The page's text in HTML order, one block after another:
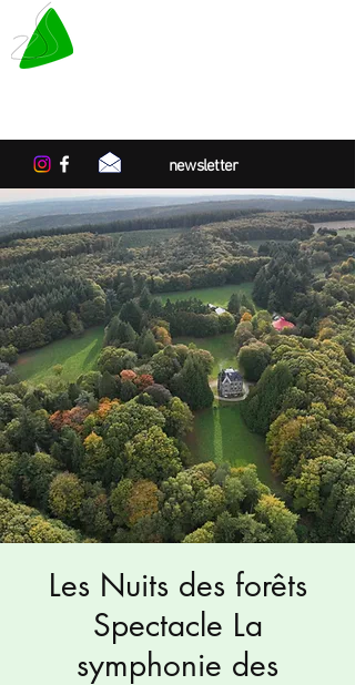
newsletter
Les Nuits des forêts
Spectacle La
symphonie des